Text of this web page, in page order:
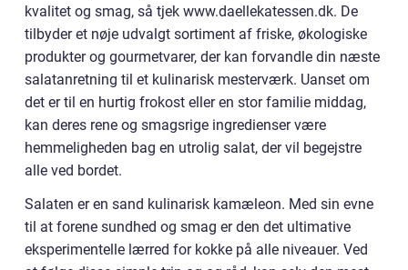
kvalitet og smag, så tjek www.daellekatessen.dk. De
tilbyder et nøje udvalgt sortiment af friske, økologiske
produkter og gourmetvarer, der kan forvandle din næste
salatanretning til et kulinarisk mesterværk. Uanset om
det er til en hurtig frokost eller en stor familie middag,
kan deres rene og smagsrige ingredienser være
hemmeligheden bag en utrolig salat, der vil begejstre
alle ved bordet.
Salaten er en sand kulinarisk kamæleon. Med sin evne
til at forene sundhed og smag er den det ultimative
eksperimentelle lærred for kokke på alle niveauer. Ved